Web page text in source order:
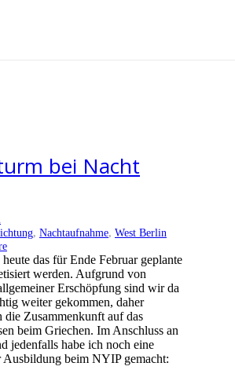
bei Nacht
, Nachtaufnahme, West Berlin
das für Ende Februar geplante
werden. Aufgrund von
Erschöpfung sind wir da
weiter gekommen, daher
die Zusammenkunft auf das
beim Griechen. Im Anschluss an
jedenfalls habe ich noch eine
Ausbildung beim NYIP gemacht: